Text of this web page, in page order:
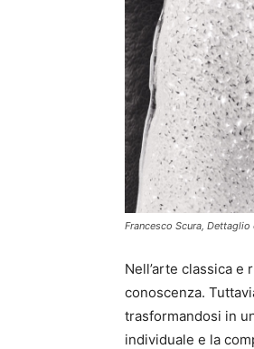
Francesco Scura, Dettaglio
Nell’arte classica
conoscenza.
trasformandosi in
individuale e la